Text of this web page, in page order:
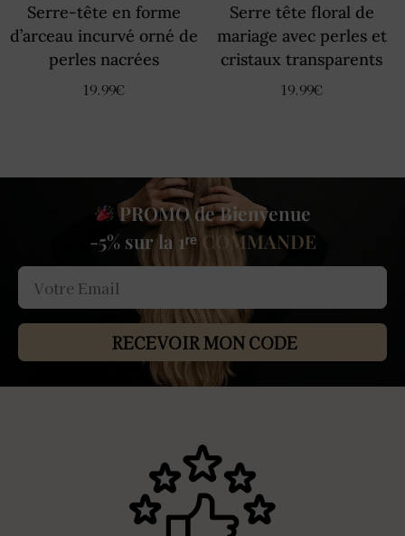
Serre-tête en forme
d’arceau incurvé orné de
perles nacrées
19.99€
Serre tête floral de
mariage avec perles et
cristaux transparents
19.99€
PROMO de Bienvenue
-5% sur la 1ʳᵉ COMMANDE
RECEVOIR MON CODE